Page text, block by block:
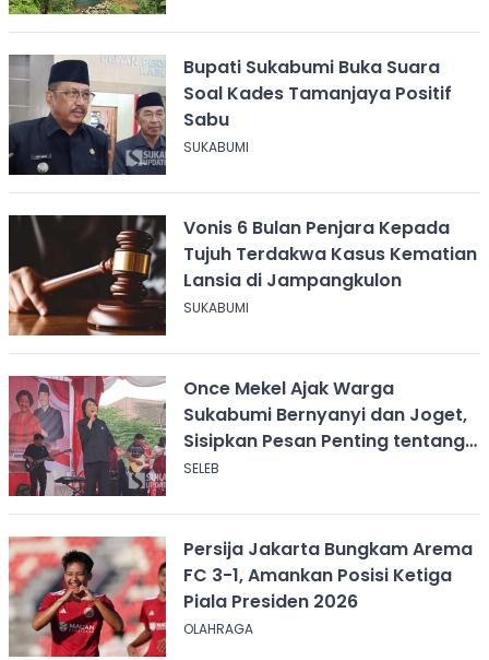
Bupati Sukabumi Buka Suara
Soal Kades Tamanjaya Positif
Sabu
SUKABUMI
Vonis 6 Bulan Penjara Kepada
Tujuh Terdakwa Kasus Kematian
Lansia di Jampangkulon
SUKABUMI
Once Mekel Ajak Warga
Sukabumi Bernyanyi dan Joget,
Sisipkan Pesan Penting tentang
ASI
SELEB
Persija Jakarta Bungkam Arema
FC 3-1, Amankan Posisi Ketiga
Piala Presiden 2026
OLAHRAGA